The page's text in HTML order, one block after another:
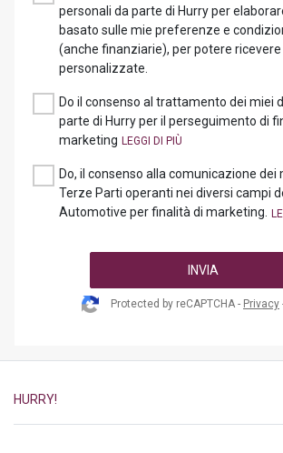
personali da parte di Hurry per
basato sulle mie preferenze e
(anche finanziarie), per potere
personalizzate.
Do il consenso al trattamento dei miei
parte di Hurry per il perseguimento di
marketing
Do, il consenso alla comunicazione dei
Terze Parti operanti nei diversi campi
Automotive per finalità di marketing.
INVIA
Protected by reCAPTCHA - Privacy
HURRY!